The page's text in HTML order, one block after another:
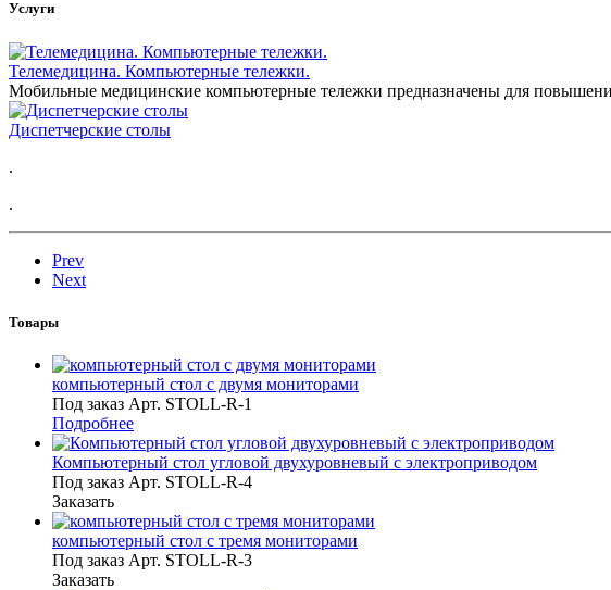
Услуги
Телемедицина. Компьютерные тележки.
Мобильные медицинские компьютерные тележки предназначены для
Диспетчерские столы
.
.
Prev
Next
Товары
компьютерный стол с двумя мониторами
Под заказ Арт. STOLL-R-1
Подробнее
Компьютерный стол угловой двухуровневый с электроприводом
Под заказ Арт. STOLL-R-4
Заказать
компьютерный стол с тремя мониторами
Под заказ Арт. STOLL-R-3
Заказать